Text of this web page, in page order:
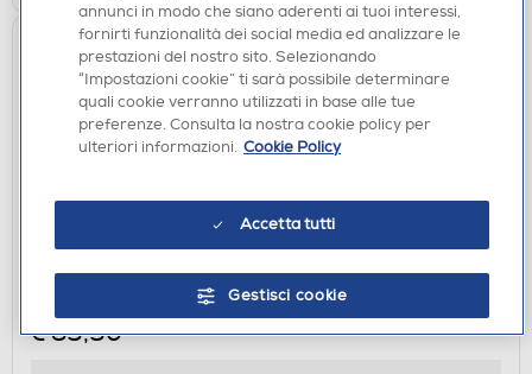
BORSE E CUSTODIE FOTO
HAMA - Tasca TERRA COLT 110 per fotocamera-
€ 39,90
annunci in modo che siano aderenti ai tuoi interessi,
fornirti funzionalità dei social media ed analizzare le
prestazioni del nostro sito. Selezionando
“Impostazioni cookie” ti sarà possibile determinare
quali cookie verranno utilizzati in base alle tue
preferenze. Consulta la nostra cookie policy per
ulteriori informazioni. Cookie Policy
Accetta tutti
Gestisci cookie